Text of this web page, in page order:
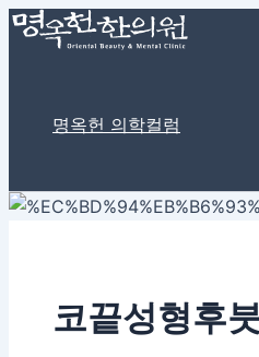
콘
텐
기
명옥헌 의학컬럼
코끝성형후
포
스
여
기
에
하
세
이
름
*